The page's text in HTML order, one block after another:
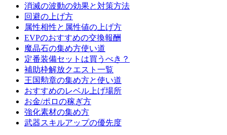
消滅の波動の効果と対策方法
回避の上げ方
属性相性と属性値の上げ方
EVPのおすすめの交換報酬
魔晶石の集め方使い道
定番装備セットは買うべき？
補助枠解放クエスト一覧
王国勲章の集め方と使い道
おすすめのレベル上げ場所
お金/ポロの稼ぎ方
強化素材の集め方
武器スキルアップの優先度